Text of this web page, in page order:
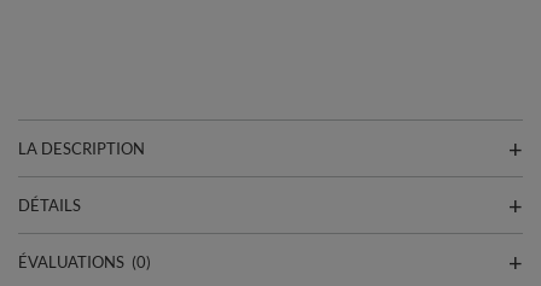
LA DESCRIPTION
DÉTAILS
ÉVALUATIONS (0)